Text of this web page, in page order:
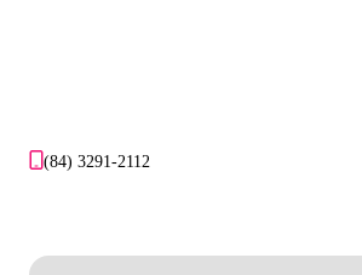
(84) 3291-2112